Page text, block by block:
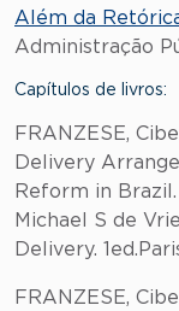
Além da
Administração
Capítulos de livros:
FRANZESE,
Delivery
Reform in
Michael S de
Delivery.
FRANZESE,